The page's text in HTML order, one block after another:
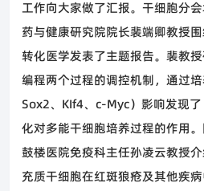
工作向大家做了汇报。干细胞分
药与健康研究院院长裴端卿教授
转化医学发表了主题报告。裴教
编程两个过程的调控机制，通过
Sox2、 KIf4、 c-Myc）影响发现了
化对多能干细胞培养过程的作用
鼓楼医院免疫科主任孙凌云教授
充质干细胞在红斑狼疮及其他疾